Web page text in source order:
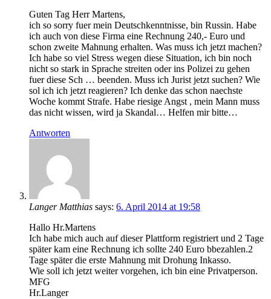
Guten Tag Herr Martens,
ich so sorry fuer mein Deutschkenntnisse, bin Russin. Habe
ich auch von diese Firma eine Rechnung 240,- Euro und
schon zweite Mahnung erhalten. Was muss ich jetzt machen?
Ich habe so viel Stress wegen diese Situation, ich bin noch
nicht so stark in Sprache streiten oder ins Polizei zu gehen
fuer diese Sch … beenden. Muss ich Jurist jetzt suchen? Wie
sol ich ich jetzt reagieren? Ich denke das schon naechste
Woche kommt Strafe. Habe riesige Angst , mein Mann muss
das nicht wissen, wird ja Skandal… Helfen mir bitte…
Antworten
Langer Matthias says: 6. April 2014 at 19:58
Hallo Hr.Martens
Ich habe mich auch auf dieser Plattform registriert und 2 Tage
später kam eine Rechnung ich sollte 240 Euro bbezahlen.2
Tage später die erste Mahnung mit Drohung Inkasso.
Wie soll ich jetzt weiter vorgehen, ich bin eine Privatperson.
MFG
Hr.Langer